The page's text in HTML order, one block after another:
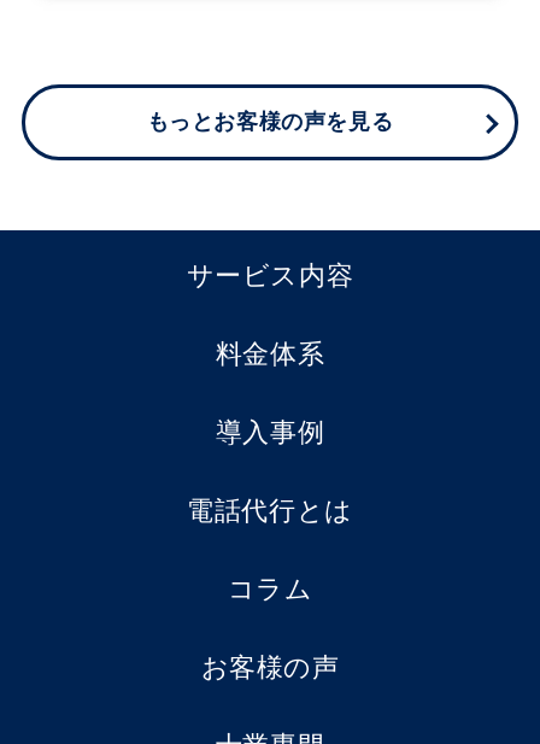
もっとお客様の声を見る
サービス内容
料金体系
導入事例
電話代行とは
コラム
お客様の声